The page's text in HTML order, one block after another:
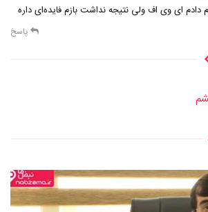
دادم ای وی اف ولی نتیجه نداشت بازم فایده‌ای داره
پاسخ